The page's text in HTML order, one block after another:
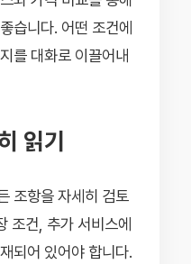
습니다. 어떤 조건에
를 대화로 이끌어내
읽기
조항을 자세히 검토
조건, 추가 서비스에
되어 있어야 합니다.